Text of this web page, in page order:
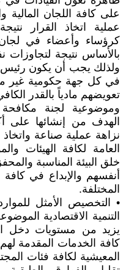
على كافة اللجان المالية
عملية اتخاذ القرار
كرؤساء وأعضاء في
بالأساس نتيجة لتجاوزات
ولذلك يجب أن يكون رئيس
في كل جهة حكومية غير
تعويضهم مادياً بالقدر
وموضوعية لجنة
الهدف من إنشائها
نزاهة عملية صناعة
العامة لكافة الهيئات
خلق البيئة المناسبة
أنفسهم والإبداع في
المختلفة.
• التخصيص الأمثل
التنمية الاقتصادية
يزيد من مستويات دخل
كافة الخدمات المقدمة
المعيشية لكافة فئات